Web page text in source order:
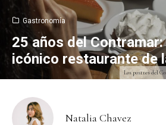
Los postres del
Gastronomía
25 años del
icónico restaurante de
Natalia Chavez